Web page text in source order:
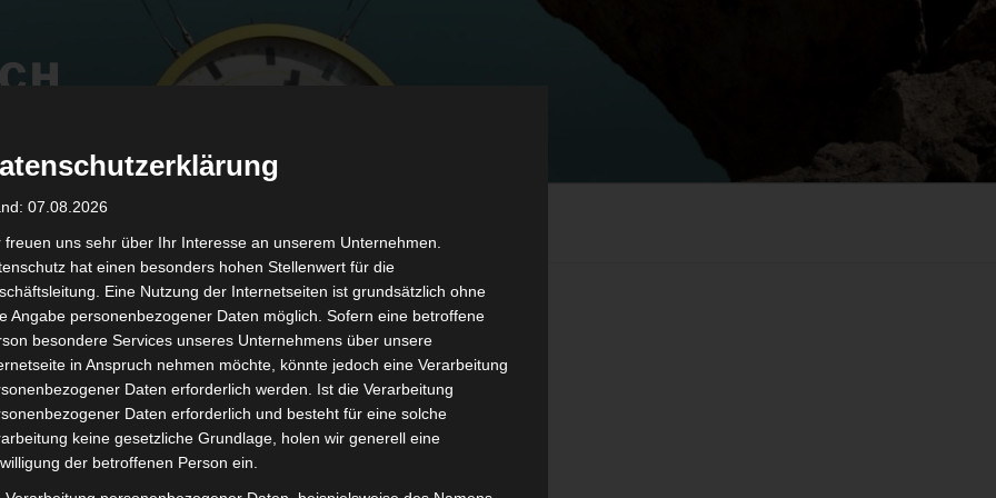
GAEG
DEIEN
GÆG (Global Aethetic Genetics)
07.08.2026
freuen uns sehr über Ihr Interesse an unserem Unternehmen.
hat einen besonders hohen Stellenwert für die
Eine Nutzung der Internetseiten ist grundsätzlich ohne
Angabe personenbezogener Daten möglich. Sofern eine betroffene
besondere Services unseres Unternehmens über unsere
in Anspruch nehmen möchte, könnte jedoch eine Verarbeitung
Daten erforderlich werden. Ist die Verarbeitung
Daten erforderlich und besteht für eine solche
keine gesetzliche Grundlage, holen wir generell eine
der betroffenen Person ein.